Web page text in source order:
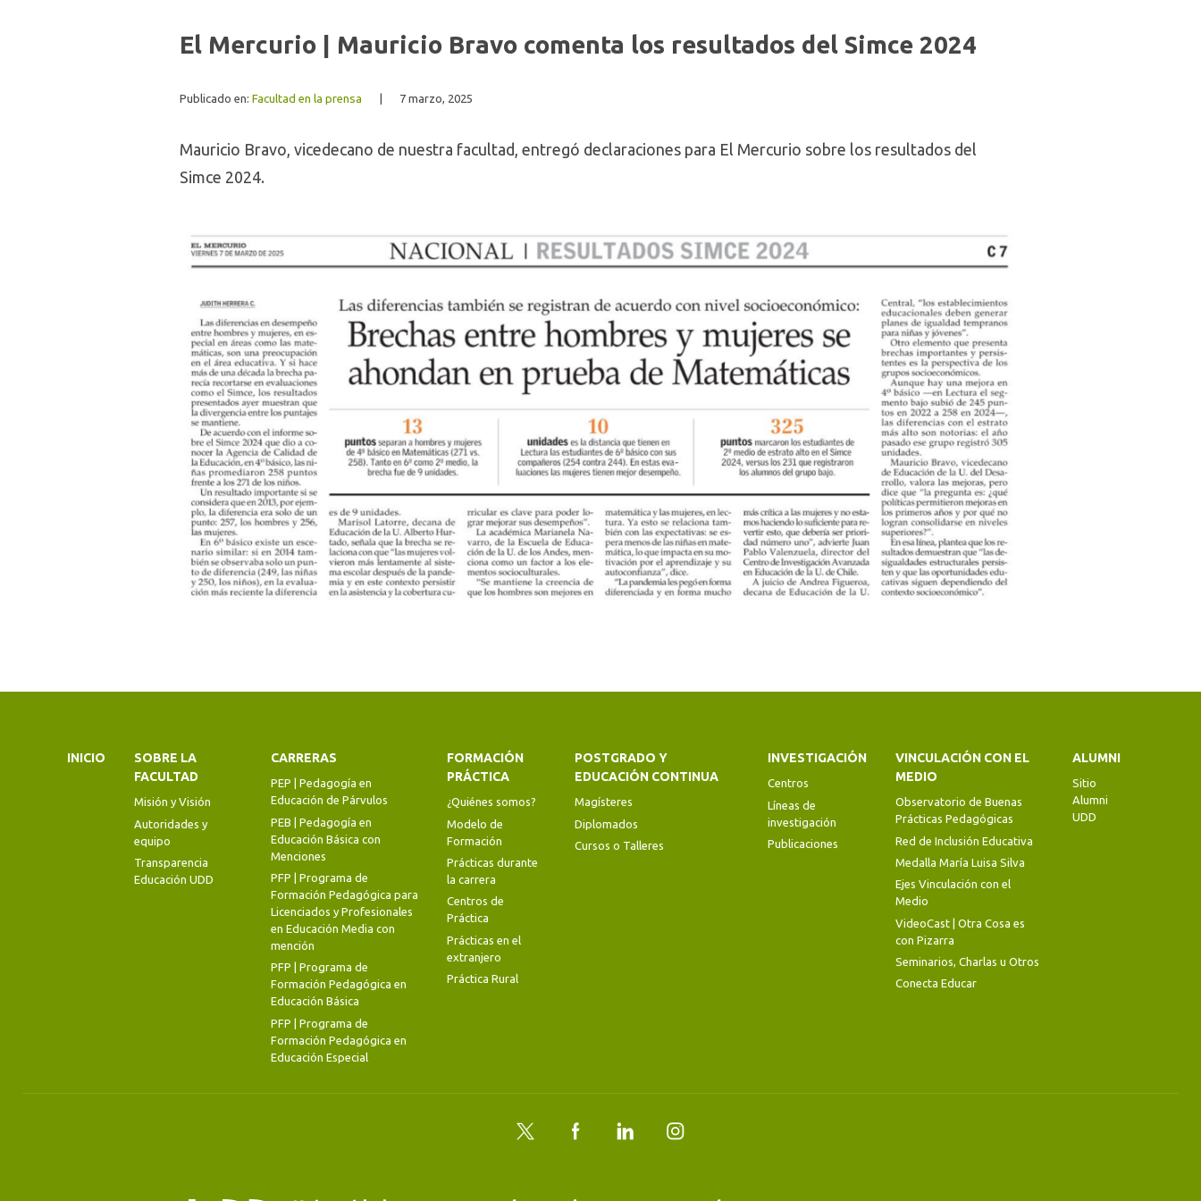
El Mercurio | Mauricio Bravo comenta los resultados del Simce 2024
Publicado en: Facultad en la prensa 7 marzo, 2025
Mauricio Bravo, vicedecano de nuestra facultad, entregó declaraciones para El Mercurio sobre los resultados del
Simce 2024.
INICIO
SOBRE LA
FACULTAD
Misión y Visión
Autoridades y
equipo
Transparencia
Educación UDD
CARRERAS
PEP | Pedagogía en
Educación de Párvulos
PEB | Pedagogía en
Educación Básica con
Menciones
PFP | Programa de
Formación Pedagógica para
Licenciados y Profesionales
en Educación Media con
mención
PFP | Programa de
Formación Pedagógica en
Educación Básica
PFP | Programa de
Formación Pedagógica en
Educación Especial
FORMACIÓN
PRÁCTICA
¿Quiénes somos?
Modelo de
Formación
Prácticas durante
la carrera
Centros de
Práctica
Prácticas en el
extranjero
Práctica Rural
POSTGRADO Y
EDUCACIÓN CONTINUA
Magísteres
Diplomados
Cursos o Talleres
INVESTIGACIÓN
Centros
Líneas de
investigación
Publicaciones
VINCULACIÓN CON EL
MEDIO
Observatorio de Buenas
Prácticas Pedagógicas
Red de Inclusión Educativa
Medalla María Luisa Silva
Ejes Vinculación con el
Medio
VideoCast | Otra Cosa es
con Pizarra
Seminarios, Charlas u Otros
Conecta Educar
ALUMNI
Sitio
Alumni
UDD
Twitter FacebookLinkedInInstagram